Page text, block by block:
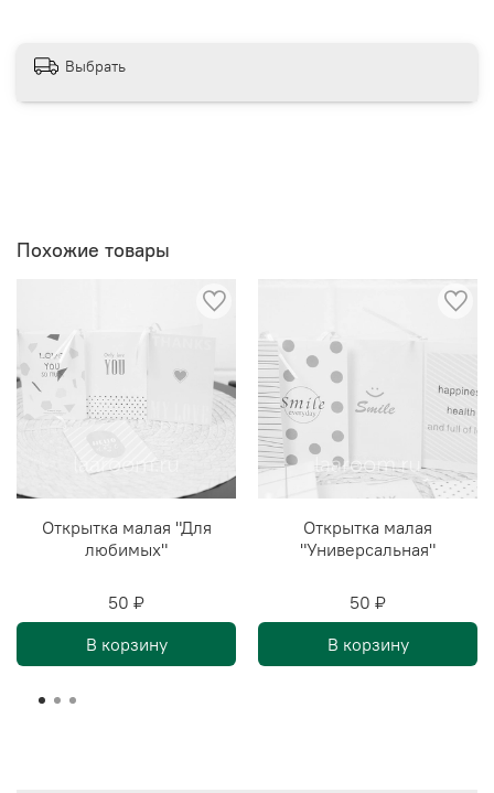
Выбрать
Похожие товары
Открытка малая "Для
любимых"
50 ₽
В корзину
Открытка малая
"Универсальная"
50 ₽
В корзину